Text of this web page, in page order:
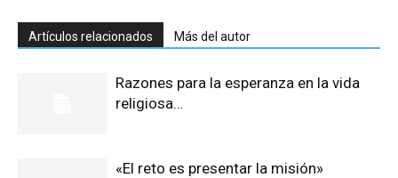
Artículos relacionados Más del autor
Razones para la esperanza en la vida
religiosa…
«El reto es presentar la misión»